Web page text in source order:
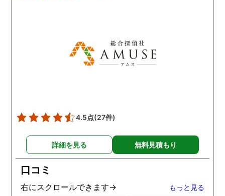
す。
4.5点(27件)
詳細を見る 無料見積もり
口コミ
右にスクロールできます→ もっと見る